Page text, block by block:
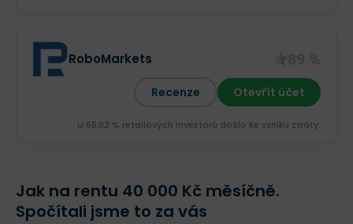
RoboMarkets
Recenze Otevřít účet
U 66,02 % retailových investorů došlo ke vzniku ztráty.
Jak na rentu 40 000 Kč měsíčně.
Spočítali jsme to za vás